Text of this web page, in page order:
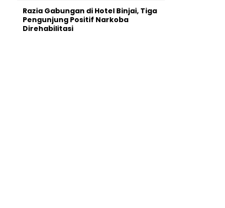
Razia Gabungan di Hotel Binjai, Tiga
Pengunjung Positif Narkoba
Direhabilitasi